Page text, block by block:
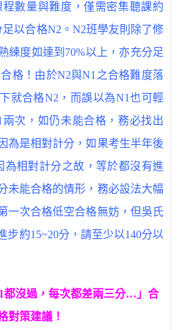
數量與難度，僅需密集聽課約
足以合格N2。N2班學友則除了修
練度如達到70%以上，亦充分足
格！由於N2與N1之合格難度落
就合格N2，而誤以為N1也可輕
次，如仍未能合格，務必找出
為是相對計分，如果考生半年後
為相對計分之故，等於都沒有進
未能合格的情形，務必設法大幅
一次合格低空合格無妨，但吳氏
步約15~20分，請至少以140分以
都沒過，每次都差兩三分…」合
對策建議！